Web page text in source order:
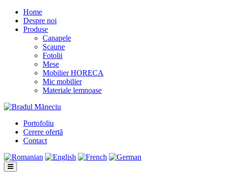
Home
Despre noi
Produse
Canapele
Scaune
Fotolii
Mese
Mobilier HORECA
Mic mobilier
Materiale lemnoase
Portofoliu
Cerere ofertă
Contact